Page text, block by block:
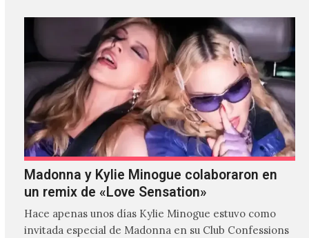
Madonna y Kylie Minogue colaboraron en
un remix de «Love Sensation»
Hace apenas unos días Kylie Minogue estuvo como
invitada especial de Madonna en su Club Confessions